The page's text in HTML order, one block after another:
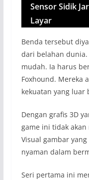
Sensor Sidik
Layar
Benda tersebut
dari belahan
mudah. Ia harus
Foxhound. Mereka
kekuatan yang luar
Dengan grafis 3D
game ini tidak
Visual gambar
nyaman dalam
Seri pertama ini